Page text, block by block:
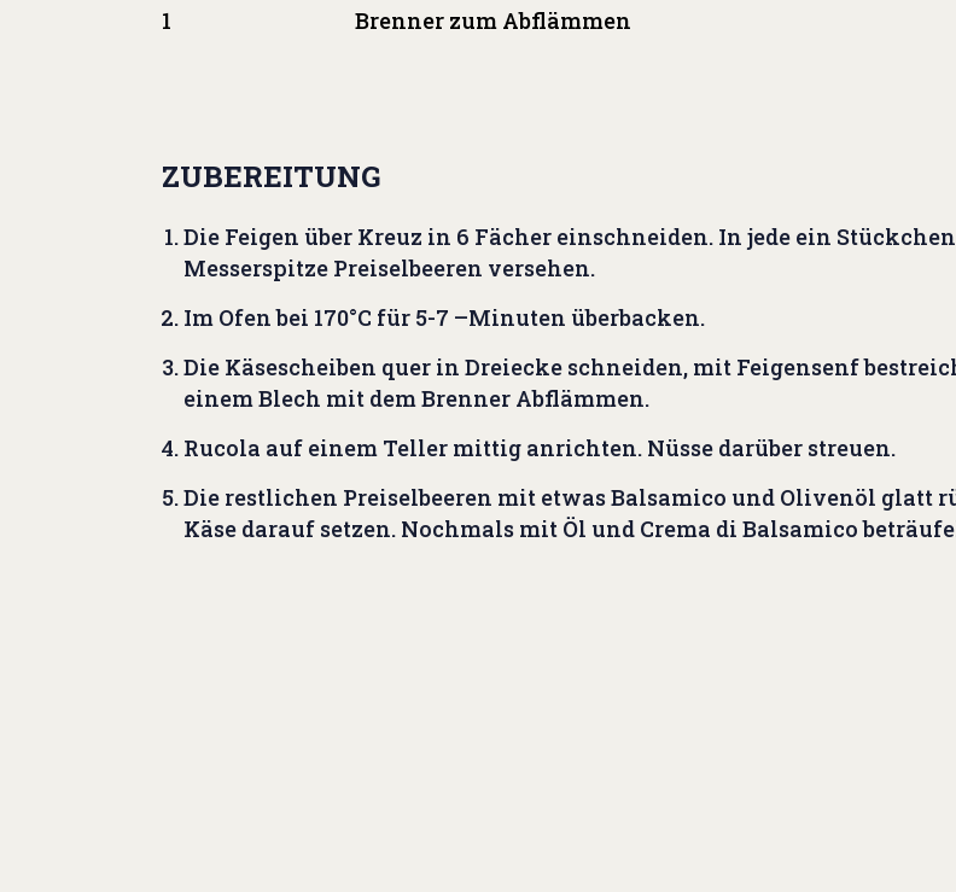
1
Brenner zum Abflämmen
ZUBEREITUNG
Die Feigen über Kreuz in 6 Fächer einschneiden. In jede ein
Messerspitze Preiselbeeren versehen.
Im Ofen bei 170°C für 5-7 –Minuten überbacken.
Die Käsescheiben quer in Dreiecke schneiden, mit Feigensenf
einem Blech mit dem Brenner Abflämmen.
Rucola auf einem Teller mittig anrichten. Nüsse darüber streuen.
Die restlichen Preiselbeeren mit etwas Balsamico und Olivenöl glatt
Käse darauf setzen. Nochmals mit Öl und Crema di Balsamico